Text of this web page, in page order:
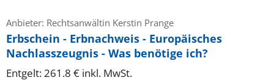
Anbieter: Rechtsanwältin Kerstin Prange
Erbschein - Erbnachweis - Europäisches
Nachlasszeugnis - Was benötige ich?
Entgelt: 261.8 € inkl. MwSt.